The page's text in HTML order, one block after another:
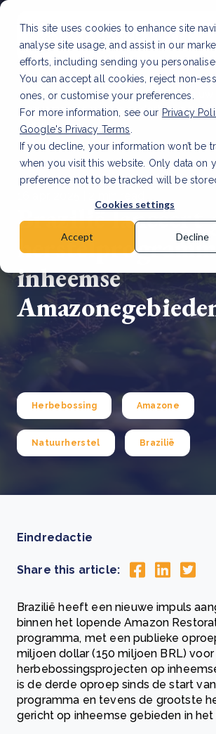
This site uses cookies to enhance site
analyse site usage, and assist in our
efforts, including sending you
You can accept all cookies, reject non-
ones, or customise your preferences.
For more information, see our Privacy
Google's Privacy Terms
If you decline, your information won’t be
when you visit this website. Only data on
preference not to be tracked will be
Cookies settings
Accept Decline
LAATSTE ARTIKEL
CSRD en uw
leverancier: wat verandert er in
artikel
Brazilië lanceert
inheemse
Herbebossing Amazone
Natuurherstel Brazilië
Eindredactie
Share this article:
Brazilië heeft een nieuwe impuls
binnen het lopende Amazon
programma, met een publieke
miljoen dollar (150 miljoen BRL) voor
herbebossingsprojecten op
is de derde oproep sinds de start
programma en tevens de grootste
gericht op inheemse gebieden in het